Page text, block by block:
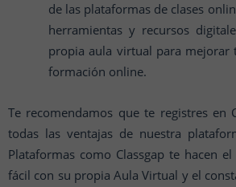
de las plataformas de clases
herramientas y recursos
propia aula virtual para mejorar
formación online.
Te recomendamos que te registres en
todas las ventajas de nuestra
Plataformas como Classgap te hacen
fácil con su propia Aula Virtual y el